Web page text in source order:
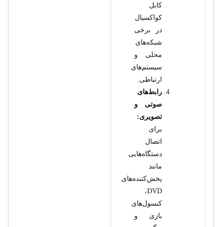
کابل
کواکسیال
در برخی
شبکه‌های
محلی و
سیستم‌های
ارتباطی.
رابط‌های
صوتی و
تصویری:
برای
اتصال
دستگاه‌هایی
مانند
پخش‌کننده‌های
DVD،
کنسول‌های
بازی و